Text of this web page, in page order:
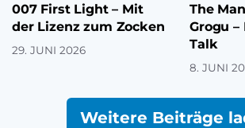
007 First Light – Mit
der Lizenz zum Zocken
29. JUNI 2026
The
Grogu –
Talk
8. JUNI
Weitere Beiträge